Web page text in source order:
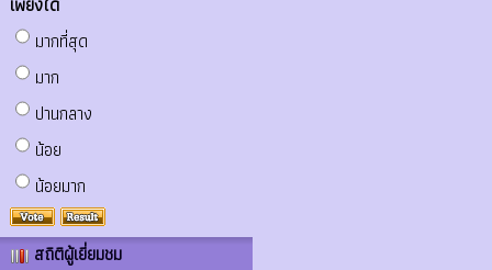
มากที่สุด
มาก
ปานกลาง
น้อย
น้อยมาก
สถิติผู้เยี่ยมชม